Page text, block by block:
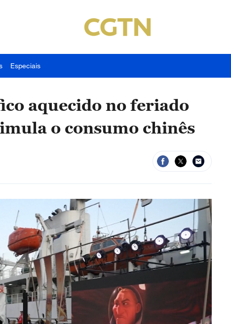
Especiais
aquecido no feriado
o consumo chinês